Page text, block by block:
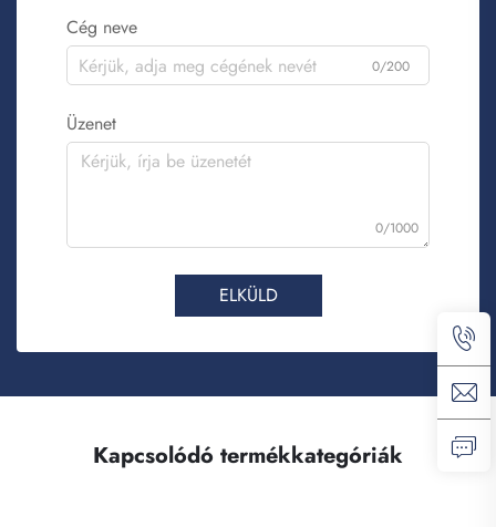
Cég neve
0/200
Üzenet
0/1000
ELKÜLD
Kapcsolódó termékkategóriák